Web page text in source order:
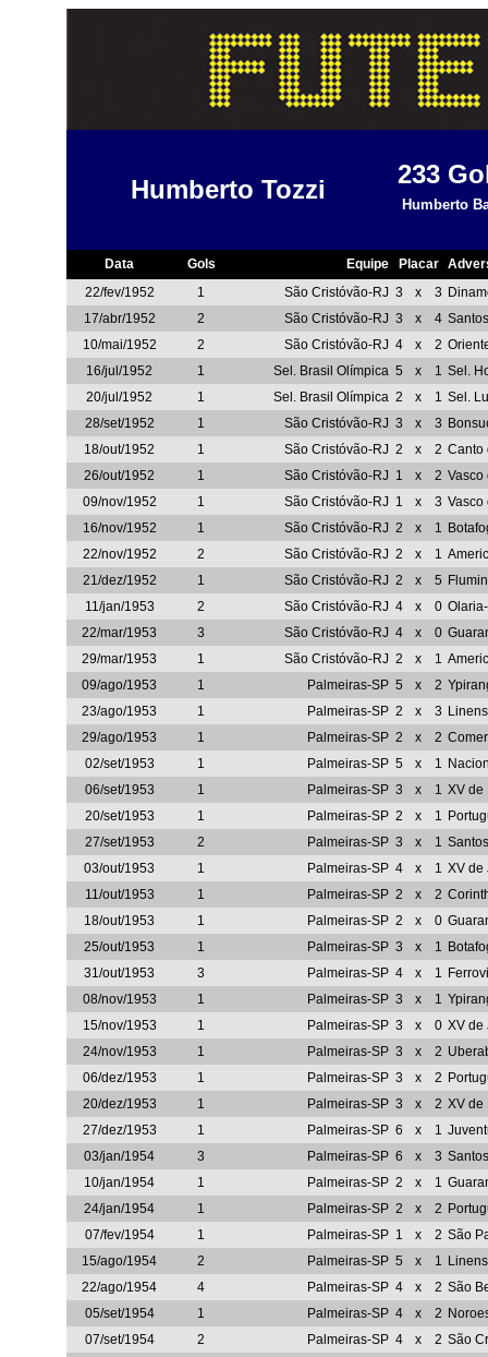
Humberto Tozzi
233
Humberto
Data Gols Equipe Placar
22/fev/1952
1 São Cristóvão-RJ 3 x 3
17/abr/1952
2 São Cristóvão-RJ 3 x 4
10/mai/1952
2 São Cristóvão-RJ 4 x 2
16/jul/1952
1 Sel. Brasil Olímpica 5 x 1 Sel.
20/jul/1952
1 Sel. Brasil Olímpica 2 x 1 Sel.
28/set/1952
1 São Cristóvão-RJ 3 x 3
18/out/1952
1 São Cristóvão-RJ 2 x 2 Canto
26/out/1952
1 São Cristóvão-RJ 1 x 2 Vasco
09/nov/1952
1 São Cristóvão-RJ 1 x 3 Vasco
16/nov/1952
1 São Cristóvão-RJ 2 x 1
22/nov/1952
2 São Cristóvão-RJ 2 x 1
21/dez/1952
1 São Cristóvão-RJ 2 x 5
11/jan/1953
2 São Cristóvão-RJ 4 x 0
22/mar/1953
3 São Cristóvão-RJ 4 x 0
29/mar/1953
1 São Cristóvão-RJ 2 x 1
09/ago/1953
1 Palmeiras-SP 5 x 2
23/ago/1953
1 Palmeiras-SP 2 x 3
29/ago/1953
1 Palmeiras-SP 2 x 2
02/set/1953
1 Palmeiras-SP 5 x 1
06/set/1953
1 Palmeiras-SP 3 x 1 XV de
20/set/1953
1 Palmeiras-SP 2 x 1
27/set/1953
2 Palmeiras-SP 3 x 1
03/out/1953
1 Palmeiras-SP 4 x 1 XV de
11/out/1953
1 Palmeiras-SP 2 x 2
18/out/1953
1 Palmeiras-SP 2 x 0
25/out/1953
1 Palmeiras-SP 3 x 1
31/out/1953
3 Palmeiras-SP 4 x 1
08/nov/1953
1 Palmeiras-SP 3 x 1
15/nov/1953
1 Palmeiras-SP 3 x 0 XV de
24/nov/1953
1 Palmeiras-SP 3 x 2
06/dez/1953
1 Palmeiras-SP 3 x 2
20/dez/1953
1 Palmeiras-SP 3 x 2 XV de
27/dez/1953
1 Palmeiras-SP 6 x 1
03/jan/1954
3 Palmeiras-SP 6 x 3
10/jan/1954
1 Palmeiras-SP 2 x 1
24/jan/1954
1 Palmeiras-SP 2 x 2
07/fev/1954
1 Palmeiras-SP 1 x 2 São
15/ago/1954
2 Palmeiras-SP 5 x 1
22/ago/1954
4 Palmeiras-SP 4 x 2 São
05/set/1954
1 Palmeiras-SP 4 x 2
07/set/1954
2 Palmeiras-SP 4 x 2 São